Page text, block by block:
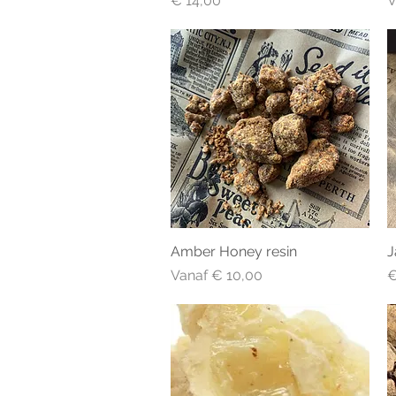
Snel overzicht
Amber Honey resin
Vanaf€ 10,00
Verkoopprijs